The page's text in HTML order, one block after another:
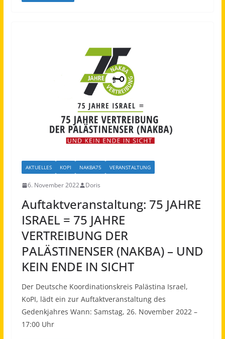
AKTUELLES KOPI NAKBA75 VERANSTALTUNG
6. November 2022 Doris
Auftaktveranstaltung: 75 JAHRE
ISRAEL = 75 JAHRE
VERTREIBUNG DER
PALÄSTINENSER (NAKBA) – UND
KEIN ENDE IN SICHT
Der Deutsche Koordinationskreis Palästina Israel,
KoPI, lädt ein zur Auftaktveranstaltung des
Gedenkjahres Wann: Samstag, 26. November 2022 –
17:00 Uhr